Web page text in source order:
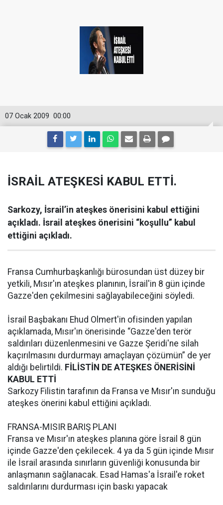
00:00
07 Ocak 2009
İSRAİL ATEŞKESİ KABUL ETTİ.
Sarkozy, İsrail’in ateşkes önerisini kabul ettiğini
açıkladı. İsrail ateşkes önerisini “koşullu” kabul
ettiğini açıkladı.
Fransa Cumhurbaşkanlığı bürosundan üst düzey bir
yetkili, Mısır'ın ateşkes planının, İsrail'in 8 gün içinde
Gazze'den çekilmesini sağlayabileceğini söyledi.
İsrail Başbakanı Ehud Olmert'in ofisinden yapılan
açıklamada, Mısır'ın önerisinde “Gazze'den terör
saldırıları düzenlenmesini ve Gazze Şeridi'ne silah
kaçırılmasını durdurmayı amaçlayan çözümün” de yer
aldığı belirtildi. FİLİSTİN DE ATEŞKES ÖNERİSİNİ
KABUL ETTİ
Sarkozy Filistin tarafının da Fransa ve Mısır'ın sunduğu
ateşkes önerini kabul ettiğini açıkladı.
FRANSA-MISIR BARIŞ PLANI
Fransa ve Mısır'ın ateşkes planına göre İsrail 8 gün
içinde Gazze'den çekilecek. 4 ya da 5 gün içinde Mısır
ile İsrail arasında sınırların güvenliği konusunda bir
anlaşmanın sağlanacak. Esad Hamas'a İsrail'e roket
saldırılarını durdurması için baskı yapacak